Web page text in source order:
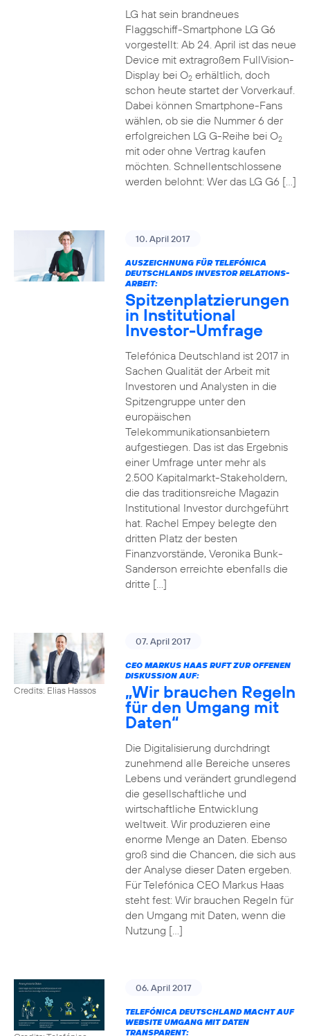
LG hat sein brandneues
Flaggschiff-Smartphone LG G6
vorgestellt: Ab 24. April ist das neue
Device mit extragroßem FullVision-
Display bei O2erhältlich, doch
schon heute startet der Vorverkauf.
Dabei können Smartphone-Fans
wählen, ob sie die Nummer 6 der
erfolgreichen LG G-Reihe bei O2
mit oder ohne Vertrag kaufen
möchten. Schnellentschlossene
werden belohnt: Wer das LG G6 […]
10. April 2017
AUSZEICHNUNG FÜR TELEFÓNICA
DEUTSCHLANDS INVESTOR RELATIONS-
ARBEIT:
Spitzenplatzierungen
in Institutional
Investor-Umfrage
Telefónica Deutschland ist 2017 in
Sachen Qualität der Arbeit mit
Investoren und Analysten in die
Spitzengruppe unter den
europäischen
Telekommunikationsanbietern
aufgestiegen. Das ist das Ergebnis
einer Umfrage unter mehr als
2.500 Kapitalmarkt-Stakeholdern,
die das traditionsreiche Magazin
Institutional Investor durchgeführt
hat. Rachel Empey belegte den
dritten Platz der besten
Finanzvorstände, Veronika Bunk-
Sanderson erreichte ebenfalls die
dritte […]
Credits: Elias Hassos
07. April 2017
CEO MARKUS HAAS RUFT ZUR OFFENEN
DISKUSSION AUF:
„Wir brauchen Regeln
für den Umgang mit
Daten“
Die Digitalisierung durchdringt
zunehmend alle Bereiche unseres
Lebens und verändert grundlegend
die gesellschaftliche und
wirtschaftliche Entwicklung
weltweit. Wir produzieren eine
enorme Menge an Daten. Ebenso
groß sind die Chancen, die sich aus
der Analyse dieser Daten ergeben.
Für Telefónica CEO Markus Haas
steht fest: Wir brauchen Regeln für
den Umgang mit Daten, wenn die
Nutzung […]
06. April 2017
TELEFÓNICA DEUTSCHLAND MACHT AUF
WEBSITE UMGANG MIT DATEN
TRANSPARENT: